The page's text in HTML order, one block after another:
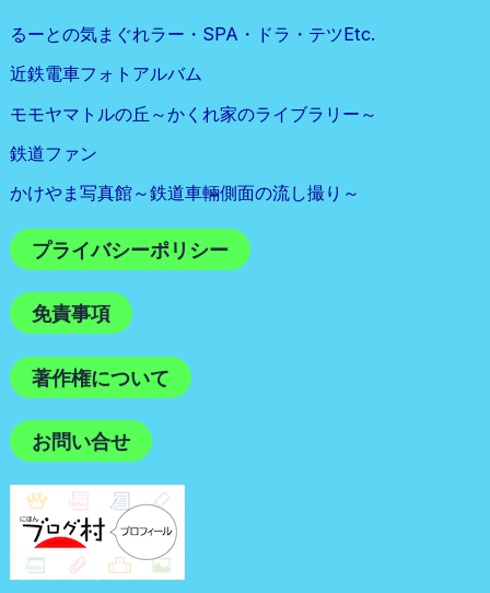
るーとの気まぐれラー・SPA・ドラ・テツetc.
近鉄電車フォトアルバム
モモヤマトルの丘～かくれ家のライブラリー～
鉄道ファン
かけやま写真館～鉄道車輛側面の流し撮り～
プライバシーポリシー
免責事項
著作権について
お問い合せ